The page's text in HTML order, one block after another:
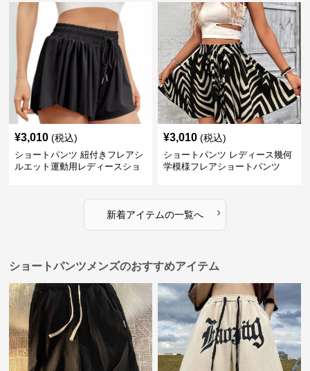
¥3,010 (税込)
ショートパンツ 紐付きフレアシ
ルエット運動用レディースショ
¥3,010 (税込)
ショートパンツ レディース幾何
学模様フレアショートパンツ
新着アイテムの一覧へ ›
ショートパンツメンズのおすすめアイテム